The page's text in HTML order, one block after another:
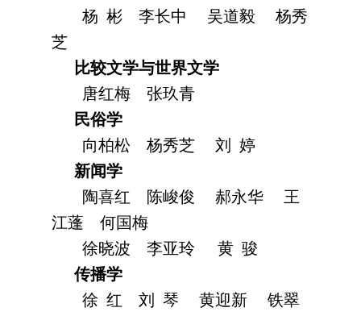
杨 彬
李长中 吴道毅
杨秀
芝
比较文学与世界文学
唐红梅
张玖青
民俗学
向柏松
杨秀芝
刘 婷
新闻学
陶喜红
陈峻俊 郝永华
王
江蓬
何国梅
徐晓波
李亚玲
黄 骏
传播学
徐 红
刘 琴 黄迎新
铁翠